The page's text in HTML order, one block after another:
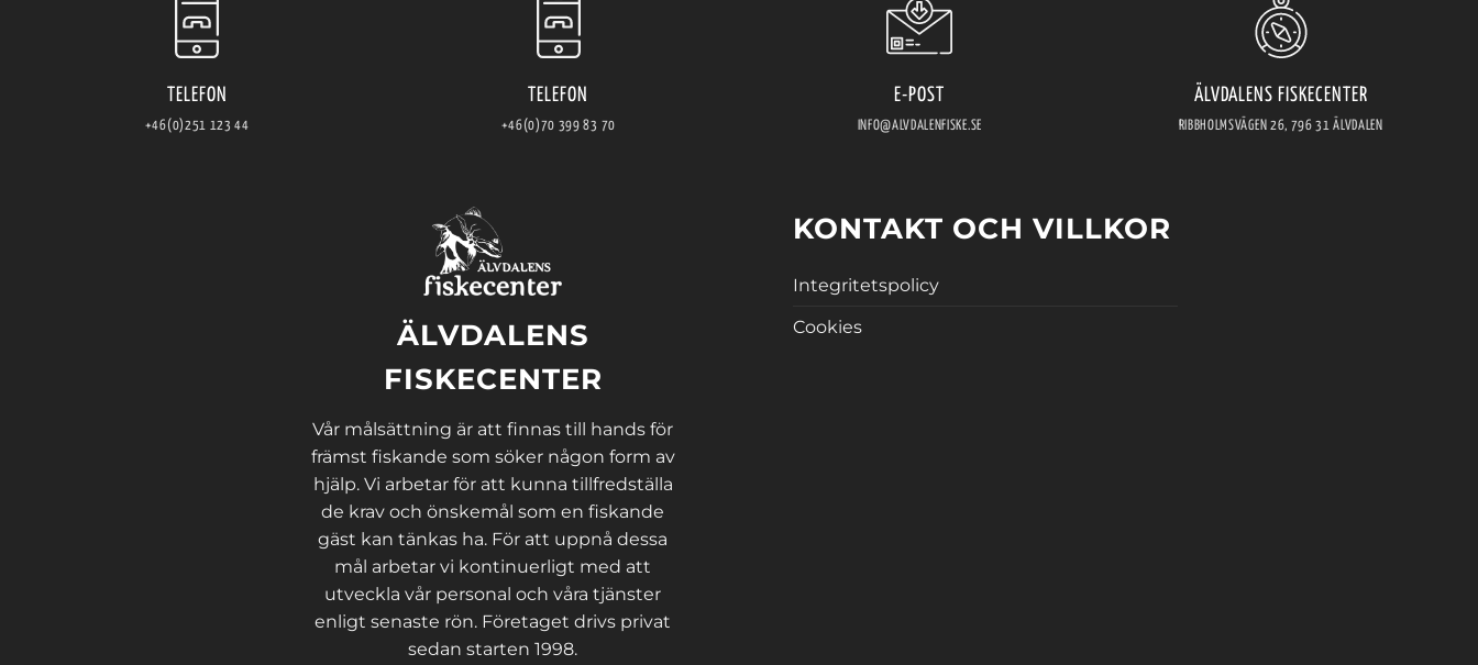
TELEFON
+46(0)251 123 44
TELEFON
+46(0)70 399 83 70
E-POST
INFO@ALVDALENFISKE.SE
ÄLVDALENS FISKECENTER
RIBBHOLMSVÄGEN 26, 796 31 ÄLVDALEN
ÄLVDALENS
FISKECENTER
Vår målsättning är att finnas till hands för
främst fiskande som söker någon form av
hjälp. Vi arbetar för att kunna tillfredställa
de krav och önskemål som en fiskande
gäst kan tänkas ha. För att uppnå dessa
mål arbetar vi kontinuerligt med att
utveckla vår personal och våra tjänster
enligt senaste rön. Företaget drivs privat
sedan starten 1998.
KONTAKT OCH VILLKOR
Integritetspolicy
Cookies